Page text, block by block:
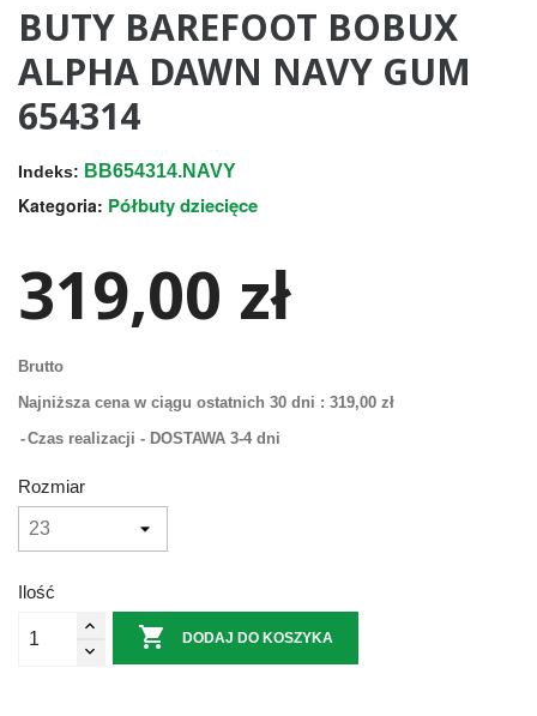
BUTY BAREFOOT BOBUX
ALPHA DAWN NAVY GUM
654314
Indeks: BB654314.NAVY
Kategoria: Półbuty dziecięce
319,00 zł
Brutto
Najniższa cena w ciągu ostatnich 30 dni : 319,00 zł
Czas realizacji - DOSTAWA 3-4 dni
Rozmiar
Ilość
 DODAJ DO KOSZYKA